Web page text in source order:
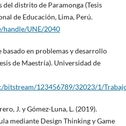
del distrito de Paramonga (Tesis
de Educación, Lima, Perú.
handle/UNE/2040
en problemas y desarrollo
de Maestría). Universidad de
bitstream/123456789/32023/1/
J. y Gómez-Luna, L. (2019).
mediante Design Thinking y Game